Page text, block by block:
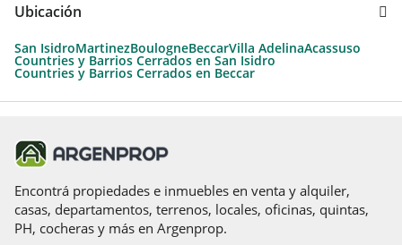
Ubicación
San IsidroMartinezBoulogneBeccarVilla AdelinaAcassuso
Countries y Barrios Cerrados en San Isidro
Countries y Barrios Cerrados en Beccar
Encontrá propiedades e inmuebles en venta y alquiler,
casas, departamentos, terrenos, locales, oficinas, quintas,
PH, cocheras y más en Argenprop.